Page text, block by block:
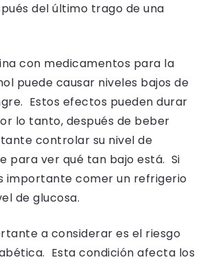
del último trago de una
con medicamentos para la
puede causar niveles bajos de
Estos efectos pueden durar
lo tanto, después de beber
controlar su nivel de
para ver qué tan bajo está. Si
importante comer un refrigerio
de glucosa.
a considerar es el riesgo
Esta condición afecta los